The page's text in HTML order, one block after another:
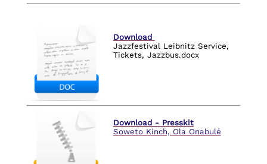
Download
Jazzfestival Leibnitz Service,
Tickets, Jazzbus.docx
Download - Presskit
Soweto Kinch, Ola Onabulé